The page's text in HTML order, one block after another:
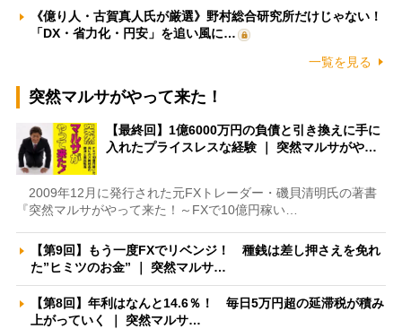
《億り人・古賀真人氏が厳選》野村総合研究所だけじゃない！
「DX・省力化・円安」を追い風に…
一覧を見る
突然マルサがやって来た！
【最終回】1億6000万円の負債と引き換えに手に
入れたプライスレスな経験 ｜ 突然マルサがや…
2009年12月に発行された元FXトレーダー・磯貝清明氏の著書
『突然マルサがやって来た！～FXで10億円稼い…
【第9回】もう一度FXでリベンジ！ 種銭は差し押さえを免れ
た”ヒミツのお金” ｜ 突然マルサ…
【第8回】年利はなんと14.6％！ 毎日5万円超の延滞税が積み
上がっていく ｜ 突然マルサ…